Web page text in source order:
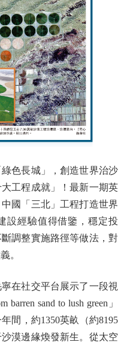
色長城」，創造世界治沙
工程成就」！最新一期英
國「三北」工程打造世界
設經驗值得借鑒，穩定投
調整實施路徑等做法，對
。
在社交平台展示了一段視
sand to lush green」
間，約1350英畝（約8195
漠邊緣煥發新生。從太空